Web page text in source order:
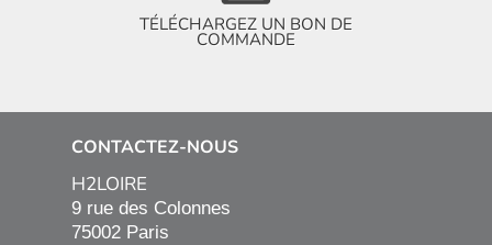
TÉLÉCHARGEZ UN BON DE
COMMANDE
CONTACTEZ-NOUS
H2LOIRE
9 rue des Colonnes
75002 Paris